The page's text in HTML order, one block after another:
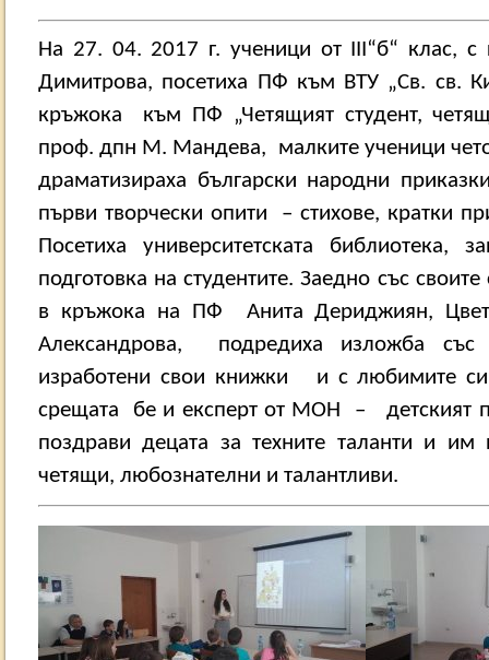
На 27. 04. 2017 г. ученици от
“б“ клас, с
Димитрова, посетиха ПФ към ВТУ „Св. св.
кръжока
към ПФ „Четящият студент,
проф. дпн М. Мандева,
малките ученици
драматизираха български народни
първи творчески опити
– стихове, кратки
Посетиха университетската библиотека,
подготовка на студентите. Заедно със
в кръжока на ПФ
Анита Дериджиян,
Александрова,
подредиха изложба
изработени свои книжки
и с любимите си
срещата
бе и експерт от МОН –
детският
поздрави децата за техните таланти и
четящи, любознателни и талантливи.